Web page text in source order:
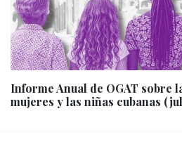
Informe Anual de OGAT sobre
mujeres y las niñas cubanas